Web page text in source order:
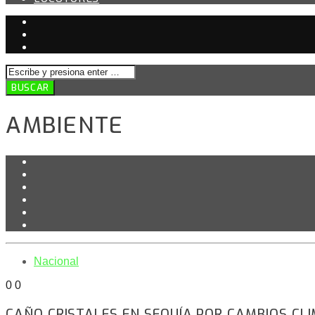
AMBIENTE
Nacional
0 0